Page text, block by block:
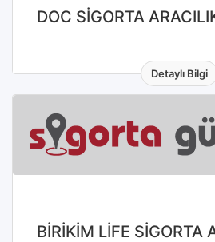
Detaylı Bilgi
DOC SİGORTA
BİRİKİM LİFE SİGORTA